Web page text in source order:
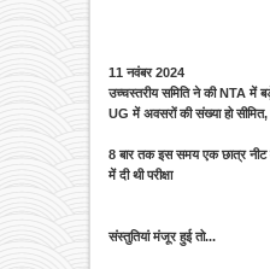
11 नवंबर 2024
उच्चस्तरीय समिति ने की NTA में
UG में अवसरों की संख्या हो सीमित,
8 बार तक इस समय एक छात्र नीट
में दी थी परीक्षा
संस्तुतियां मंजूर हुई तो...